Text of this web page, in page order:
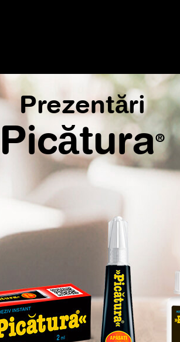
Prezentări
Picătura ®